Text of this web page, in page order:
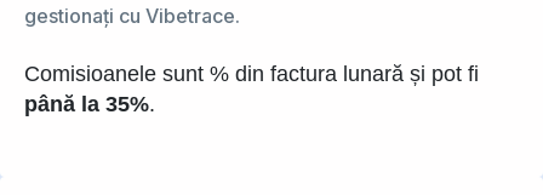
gestionați cu Vibetrace.
Comisioanele sunt % din factura lunară și pot fi
până la 35%.